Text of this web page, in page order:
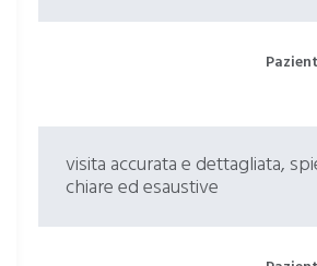
visita accurata e dettagliata,
chiare ed esaustive